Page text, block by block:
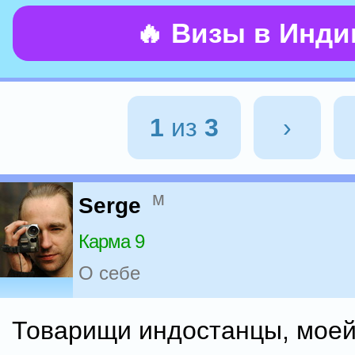
🔥 Визы в
1 из 3 ›
Serge м
Карма 9
О себе
Товарищи индостанцы,